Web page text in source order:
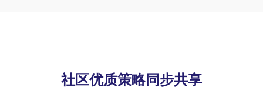
社区优质策略同步共享